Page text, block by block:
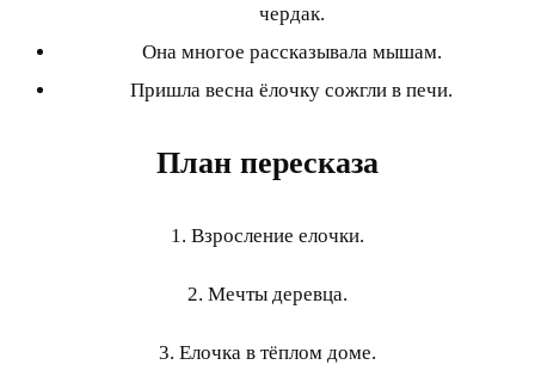
чердак.
Она многое рассказывала мышам.
Пришла весна ёлочку сожгли в печи.
План пересказа
1. Взросление елочки.
2. Мечты деревца.
3. Елочка в тёплом доме.